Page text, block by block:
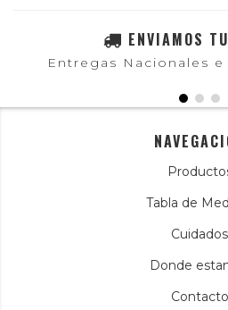
ENVIAMOS
Entregas Nacionales
Tabla de
Cuidados
Donde
Contacto